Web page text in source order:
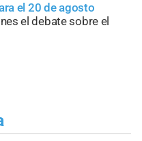
el 20 de agosto
el debate sobre el